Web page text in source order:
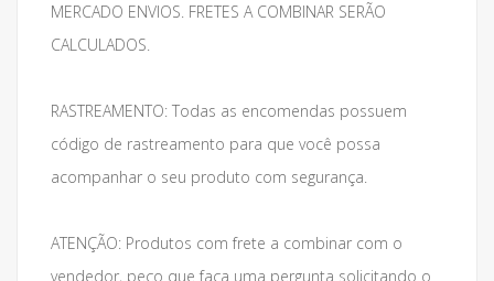
MERCADO ENVIOS. FRETES A COMBINAR SERÃO
CALCULADOS.
RASTREAMENTO: Todas as encomendas possuem
código de rastreamento para que você possa
acompanhar o seu produto com segurança.
ATENÇÃO: Produtos com frete a combinar com o
vendedor, peço que faça uma pergunta solicitando o